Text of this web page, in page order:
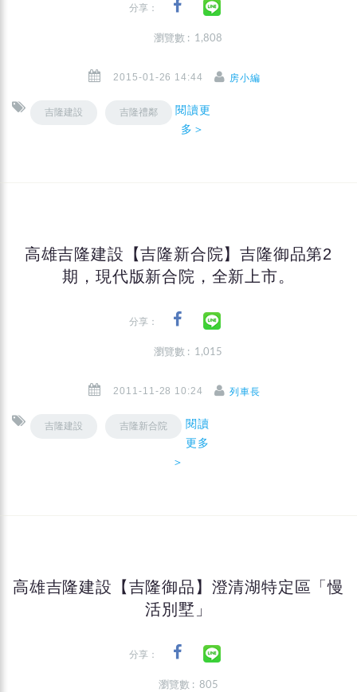
分享：
瀏覽數 : 1,808
2015-01-26 14:44 房小編
吉隆建設 吉隆禮鄰
閱讀更
多＞
高雄吉隆建設【吉隆新合院】吉隆御品第2
期，現代版新合院，全新上市。
分享：
瀏覽數 : 1,015
2011-11-28 10:24 列車長
吉隆建設 吉隆新合院
閱讀
更多
＞
高雄吉隆建設【吉隆御品】澄清湖特定區「慢
活別墅」
分享：
瀏覽數 : 805